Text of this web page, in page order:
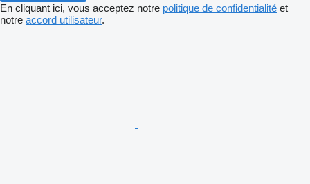
En cliquant ici, vous acceptez notre politique de confidentialité et
notre accord utilisateur.